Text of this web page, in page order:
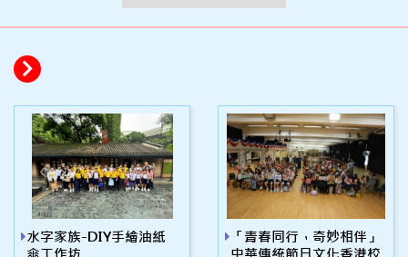
水字家族-DIY手繪油紙
「青春同行，奇妙相伴」